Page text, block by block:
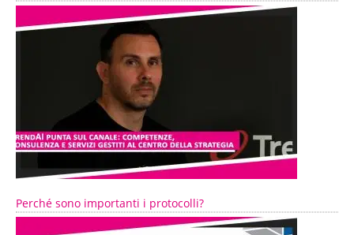
Perché sono importanti i protocolli?